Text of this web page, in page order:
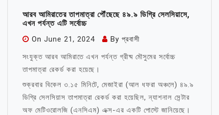
আরব আমিরাতের তাপমাত্রা পৌঁছেছে ৪৯.৯ ডিগ্রি সেলসিয়াসে,
এখন পর্যন্ত এটি সর্বোচ্চ
On June 21, 2024 By প্রবাসী
সংযুক্ত আরব আমিরাতে এখন পর্যন্ত গ্রীষ্ম মৌসুমের সর্বোচ্চ
তাপমাত্রা রেকর্ড করা হয়েছে।
শুক্রবার বিকেল ৩.১৫ মিনিটে, মেজাইরা (আল ধফরা অঞ্চলে) ৪৯.৯
ডিগ্রি সেলসিয়াস তাপমাত্রা রেকর্ড করা হয়েছিল, ন্যাশনাল সেন্টার
অফ মেটিওরোলজি (এনসিএম) এক্স-এর একটি পোস্টে জানিয়েছে।